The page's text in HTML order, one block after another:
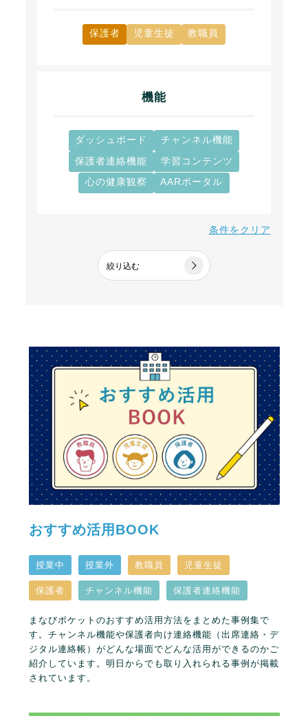
保護者 児童生徒 教職員
機能
ダッシュボード
チャンネル機能
保護者連絡機能
学習コンテンツ
心の健康観察
AARポータル
条件をクリア
絞り込む
おすすめ活用BOOK
授業中 授業外 教職員 児童生徒
保護者 チャンネル機能 保護者連絡機能
まなびポケットのおすすめ活用方法をまとめた事例集で
す。チャンネル機能や保護者向け連絡機能（出席連絡・デ
ジタル連絡帳）がどんな場面でどんな活用ができるのかご
紹介しています。明日からでも取り入れられる事例が掲載
されています。